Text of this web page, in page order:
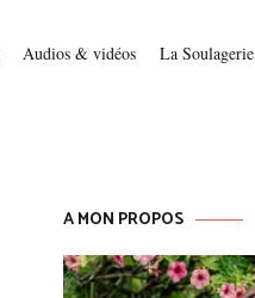
Audios & vidéos La Soulagerie
A MON PROPOS